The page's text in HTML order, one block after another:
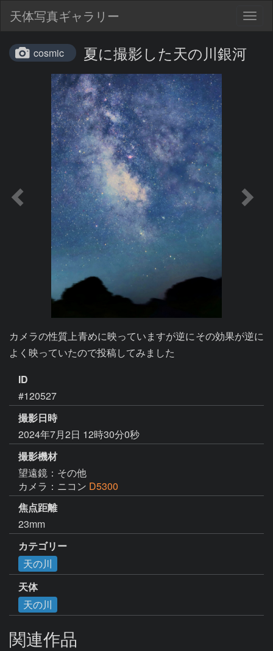
天体写真ギャラリー
cosmic 夏に撮影した天の川銀河
カメラの性質上青めに映っていますが逆にその効果が逆に
よく映っていたので投稿してみました
ID
#120527
撮影日時
2024年7月2日 12時30分0秒
撮影機材
望遠鏡：その他
カメラ：ニコン D5300
焦点距離
23mm
カテゴリー
天の川
天体
天の川
関連作品